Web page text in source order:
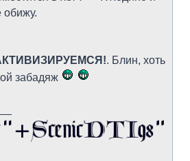
. Блин, хоть
забадяж